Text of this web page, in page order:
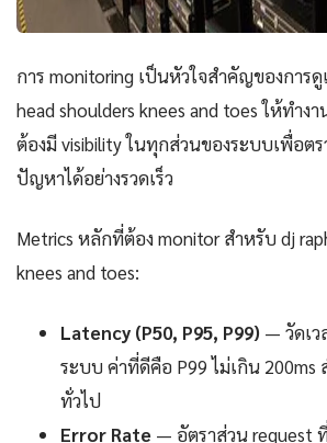
การ monitoring เป็นหัวใจสำคัญของการ
head shoulders knees and toes ให้ทำง
ต้องมี visibility ในทุกส่วนของระบบเพื่อต
ปัญหาได้อย่างรวดเร็ว
Metrics หลักที่ต้อง monitor สำหรับ dj
knees and toes:
Latency (P50, P95, P99) — วัดเ
ระบบ ค่าที่ดีคือ P99 ไม่เกิน 200ms
ทั่วไป
Error Rate — อัตราส่วน request